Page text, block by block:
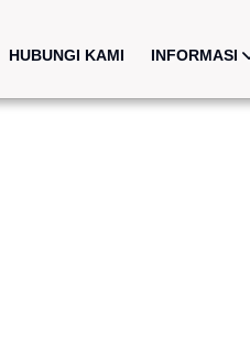
HUBUNGI KAMI INFORMASI